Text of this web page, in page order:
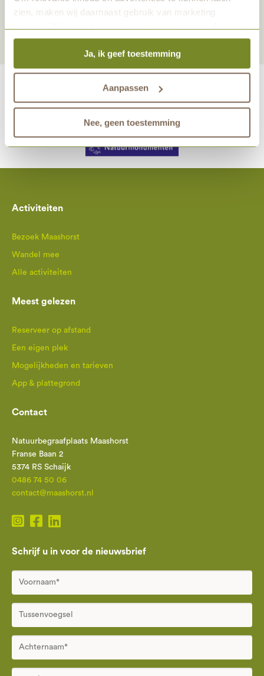
zien, maken wij daarnaast gebruik van marketing
altijd mogelijk om je toestemming te veranderen. Alle
marketingprestaties worden geanalyseerd, zodat we
onze gasten nog beter kunnen helpen. Wil je meer weten
over het gebruik van cookies? Bekijk dan de andere
Ja, ik geef toestemming
Aanpassen
Nee, geen toestemming
maakt eeuwige grafrust in de natuur mogelijk samen met
Activiteiten
Bezoek Maashorst
Wandel mee
Alle activiteiten
Meest gelezen
Reserveer op afstand
Een eigen plek
Mogelijkheden en tarieven
App & plattegrond
Contact
Natuurbegraafplaats Maashorst
Franse Baan 2
5374 RS Schaijk
0486 74 50 06
contact@maashorst.nl
Schrijf u in voor de nieuwsbrief